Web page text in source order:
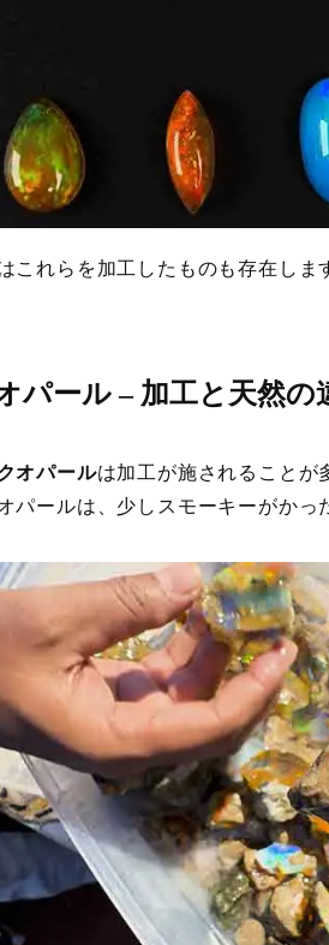
これらを加工したものも存在しま
パール – 加工と天然の
オパールは加工が施されることが
パールは、少しスモーキーがかっ